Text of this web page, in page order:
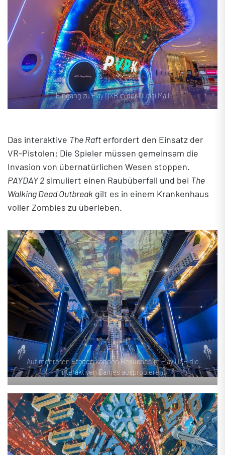
Eingang zu Play DXB in der Dubai Mall
Das interaktive The Raft erfordert den Einsatz der
VR-Pistolen: Die Spieler müssen gemeinsam die
Invasion von übernatürlichen Wesen stoppen.
PAYDAY 2 simuliert einen Raubüberfall und bei The
Walking Dead Outbreak gilt es in einem Krankenhaus
voller Zombies zu überleben.
Auf mehreren Etagen können Besucher im Play DXB die
interaktiven Games ausprobieren.